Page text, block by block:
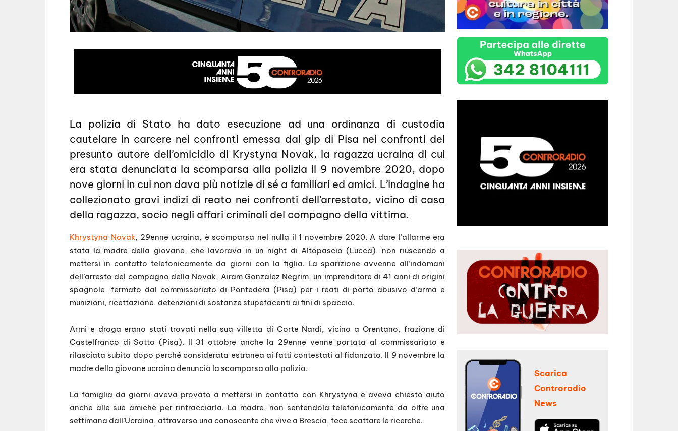
La polizia di Stato ha dato esecuzione ad una ordinanza di custodia
cautelare in carcere nei confronti emessa dal gip di Pisa nei confronti del
presunto autore dell’omicidio di Krystyna Novak, la ragazza ucraina di cui
era stata denunciata la scomparsa alla polizia il 9 novembre 2020, dopo
nove giorni in cui non dava più notizie di sé a familiari ed amici. L’indagine ha
collezionato gravi indizi di reato nei confronti dell’arrestato, vicino di casa
della ragazza, socio negli affari criminali del compagno della vittima.
Khrystyna Novak, 29enne ucraina, è scomparsa nel nulla il 1 novembre 2020. A dare l’allarme era
stata la madre della giovane, che lavorava in un night di Altopascio (Lucca), non riuscendo a
mettersi in contatto telefonicamente da giorni con la figlia. La sparizione avvenne all’indomani
dell’arresto del compagno della Novak, Airam Gonzalez Negrim, un imprenditore di 41 anni di origini
spagnole, fermato dal commissariato di Pontedera (Pisa) per i reati di porto abusivo d’arma e
munizioni, ricettazione, detenzioni di sostanze stupefacenti ai fini di spaccio.
Armi e droga erano stati trovati nella sua villetta di Corte Nardi, vicino a Orentano, frazione di
Castelfranco di Sotto (Pisa). Il 31 ottobre anche la 29enne venne portata al commissariato e
rilasciata subito dopo perché considerata estranea ai fatti contestati al fidanzato. Il 9 novembre la
madre della giovane ucraina denunciò la scomparsa alla polizia.
La famiglia da giorni aveva provato a mettersi in contatto con Khrystyna e aveva chiesto aiuto
anche alle sue amiche per rintracciarla. La madre, non sentendola telefonicamente da oltre una
settimana dall’Ucraina, attraverso una conoscente che vive a Brescia, fece scattare le ricerche.
Scarica
Controradio
News